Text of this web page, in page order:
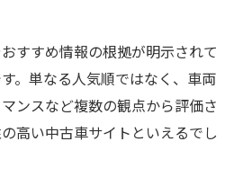
すすめ情報の根拠が明示されて
。単なる人気順ではなく、車両
ンスなど複数の観点から評価さ
高い中古車サイトといえるでし